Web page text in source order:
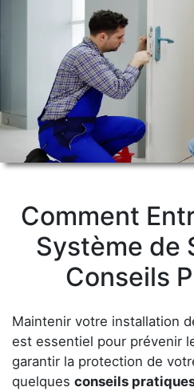
Comment
Système de
Conseils
Maintenir votre installation
est essentiel pour prévenir
garantir la protection de
quelques conseils